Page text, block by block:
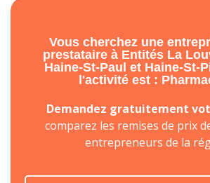
Vous cherchez une
prestataire à Entités La
Haine-St-Paul et Haine-St-
l'activité est :
Demandez gratuitement
comparez les remises de prix
entrepreneurs de la